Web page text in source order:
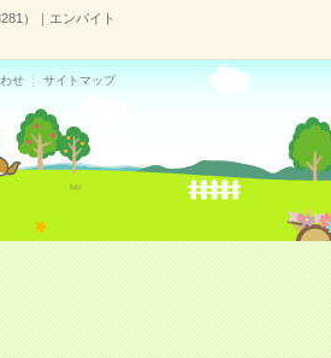
）｜エンバイト
せ サイトマップ